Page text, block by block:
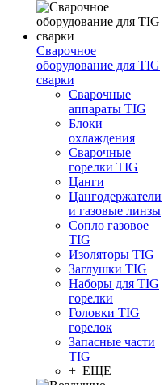
Сварочное
оборудование для TIG
сварки
Сварочные
аппараты TIG
Блоки
охлаждения
Сварочные
горелки TIG
Цанги
Цангодержатели
и газовые линзы
Сопло газовое
TIG
Изоляторы TIG
Заглушки TIG
Наборы для TIG
горелки
Головки TIG
горелок
Запасные части
TIG
+ ЕЩЕ